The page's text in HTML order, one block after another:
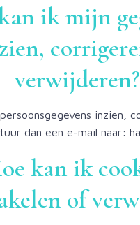
ik mijn
verwijderen?
inzien,
dan een e-mail naar:
kan ik
of